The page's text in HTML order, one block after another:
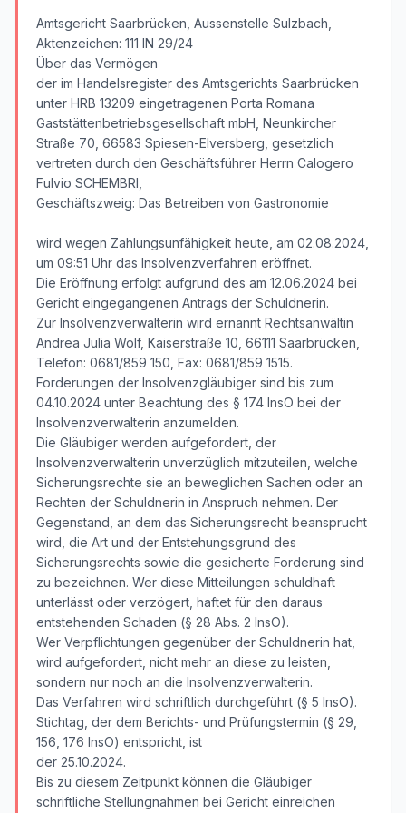
Amtsgericht Saarbrücken, Aussenstelle Sulzbach,
Aktenzeichen: 111 IN 29/24
Über das Vermögen
der im Handelsregister des Amtsgerichts Saarbrücken
unter HRB 13209 eingetragenen Porta Romana
Gaststättenbetriebsgesellschaft mbH, Neunkircher
Straße 70, 66583 Spiesen-Elversberg, gesetzlich
vertreten durch den Geschäftsführer Herrn Calogero
Fulvio SCHEMBRI,
Geschäftszweig: Das Betreiben von Gastronomie
wird wegen Zahlungsunfähigkeit heute, am 02.08.2024,
um 09:51 Uhr das Insolvenzverfahren eröffnet.
Die Eröffnung erfolgt aufgrund des am 12.06.2024 bei
Gericht eingegangenen Antrags der Schuldnerin.
Zur Insolvenzverwalterin wird ernannt Rechtsanwältin
Andrea Julia Wolf, Kaiserstraße 10, 66111 Saarbrücken,
Telefon: 0681/859 150, Fax: 0681/859 1515.
Forderungen der Insolvenzgläubiger sind bis zum
04.10.2024 unter Beachtung des § 174 InsO bei der
Insolvenzverwalterin anzumelden.
Die Gläubiger werden aufgefordert, der
Insolvenzverwalterin unverzüglich mitzuteilen, welche
Sicherungsrechte sie an beweglichen Sachen oder an
Rechten der Schuldnerin in Anspruch nehmen. Der
Gegenstand, an dem das Sicherungsrecht beansprucht
wird, die Art und der Entstehungsgrund des
Sicherungsrechts sowie die gesicherte Forderung sind
zu bezeichnen. Wer diese Mitteilungen schuldhaft
unterlässt oder verzögert, haftet für den daraus
entstehenden Schaden (§ 28 Abs. 2 InsO).
Wer Verpflichtungen gegenüber der Schuldnerin hat,
wird aufgefordert, nicht mehr an diese zu leisten,
sondern nur noch an die Insolvenzverwalterin.
Das Verfahren wird schriftlich durchgeführt (§ 5 InsO).
Stichtag, der dem Berichts- und Prüfungstermin (§ 29,
156, 176 InsO) entspricht, ist
der 25.10.2024.
Bis zu diesem Zeitpunkt können die Gläubiger
schriftliche Stellungnahmen bei Gericht einreichen